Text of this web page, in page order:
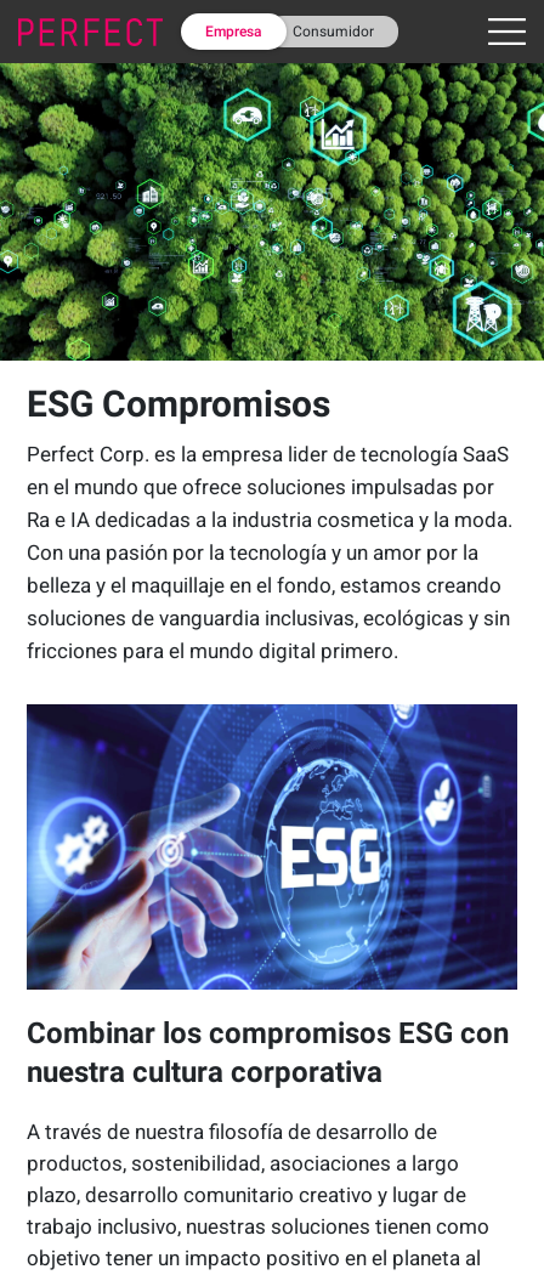
Empresa Consumidor
ESG Compromisos
Perfect Corp. es la empresa lider de tecnología SaaS
en el mundo que ofrece soluciones impulsadas por
Ra e IA dedicadas a la industria cosmetica y la moda.
Con una pasión por la tecnología y un amor por la
belleza y el maquillaje en el fondo, estamos creando
soluciones de vanguardia inclusivas, ecológicas y sin
fricciones para el mundo digital primero.
Combinar los compromisos ESG con
nuestra cultura corporativa
A través de nuestra filosofía de desarrollo de
productos, sostenibilidad, asociaciones a largo
plazo, desarrollo comunitario creativo y lugar de
trabajo inclusivo, nuestras soluciones tienen como
objetivo tener un impacto positivo en el planeta al